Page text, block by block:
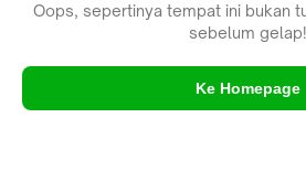
Oops, sepertinya tempat ini bukan
sebelum gelap!
Ke Homepage